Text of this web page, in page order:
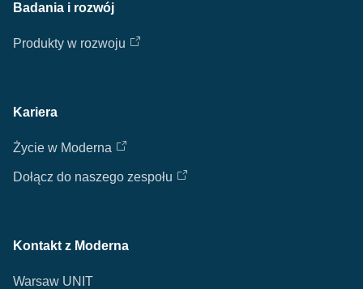
Badania i rozwój
Produkty w rozwoju
Kariera
Życie w Moderna
Dołącz do naszego zespołu
Kontakt z Moderna
Warsaw UNIT